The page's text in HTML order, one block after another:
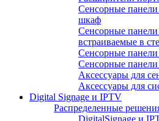
Сенсорные
шкаф
Сенсорные
встраиваемые в
Сенсорные
Сенсорные
Аксессуары для
Аксессуары для
Digital Signage и IPTV
Распределенные
DigitalSignage и